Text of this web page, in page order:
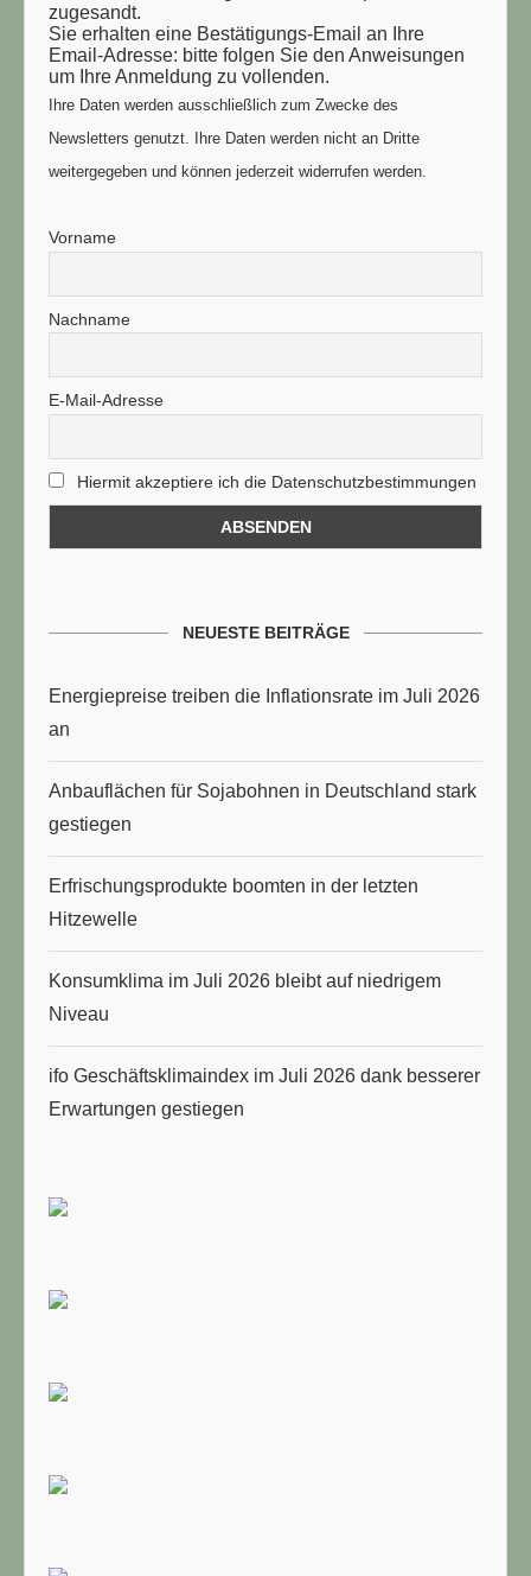
zugesandt.
Sie erhalten eine Bestätigungs-Email an Ihre
Email-Adresse: bitte folgen Sie den Anweisungen
um Ihre Anmeldung zu vollenden.
Ihre Daten werden ausschließlich zum Zwecke des
Newsletters genutzt. Ihre Daten werden nicht an Dritte
weitergegeben und können jederzeit widerrufen werden.
Vorname
Nachname
E-Mail-Adresse
Hiermit akzeptiere ich die Datenschutzbestimmungen
NEUESTE BEITRÄGE
Energiepreise treiben die Inflationsrate im Juli 2026
an
Anbauflächen für Sojabohnen in Deutschland stark
gestiegen
Erfrischungsprodukte boomten in der letzten
Hitzewelle
Konsumklima im Juli 2026 bleibt auf niedrigem
Niveau
ifo Geschäftsklimaindex im Juli 2026 dank besserer
Erwartungen gestiegen